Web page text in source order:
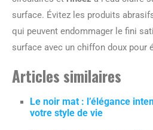
surface. Évitez les produits
qui peuvent endommager le fini
surface avec un chiffon doux pour
Articles similaires
Le noir mat : l’élégance
votre style de vie